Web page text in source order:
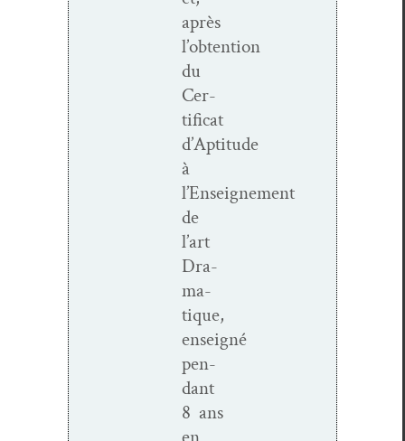
après
l’obtention
du
Cer­
ti­fi­cat
d’Aptitude
à
l’Enseignement
de
l’art
Dra­
ma­
tique,
enseigné
pen­
dant
8 ans